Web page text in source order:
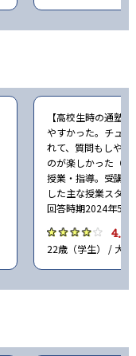
【高校生時の通塾
やすかった。チュ
れて、質問もしや
のが楽しかった（
授業・指導。受講
した主な授業スタ
回答時期2024年5月
4.0
22歳（学生） / 大阪